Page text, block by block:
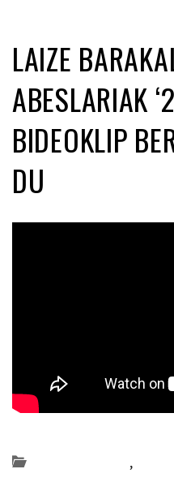
LAIZE
ABESLARIAK
BIDEOKLIP
DU
,